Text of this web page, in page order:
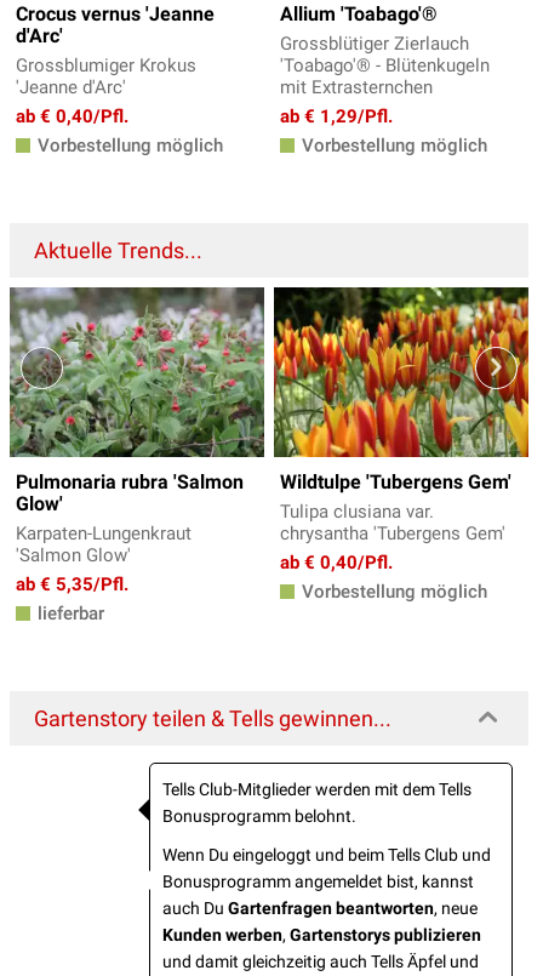
Crocus vernus 'Jeanne
d'Arc'
Grossblumiger Krokus
'Jeanne d'Arc'
ab € 0,40/Pfl.
Vorbestellung möglich
Allium 'Toabago'®
Grossblütiger Zierlauch
'Toabago'® - Blütenkugeln
mit Extrasternchen
ab € 1,29/Pfl.
Vorbestellung möglich
Aktuelle Trends...
Pulmonaria rubra 'Salmon
Glow'
Karpaten-Lungenkraut
'Salmon Glow'
ab € 5,35/Pfl.
lieferbar
Wildtulpe 'Tubergens Gem'
Tulipa clusiana var.
chrysantha 'Tubergens Gem'
ab € 0,40/Pfl.
Vorbestellung möglich
Gartenstory teilen & Tells gewinnen...
Tells Club-Mitglieder werden mit dem Tells
Bonusprogramm belohnt.
Wenn Du eingeloggt und beim Tells Club und
Bonusprogramm angemeldet bist, kannst
auch Du Gartenfragen beantworten, neue
Kunden werben, Gartenstorys publizieren
und damit gleichzeitig auch Tells Äpfel und